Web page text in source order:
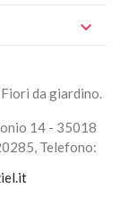

da giardino.
14 - 35018
Telefono: